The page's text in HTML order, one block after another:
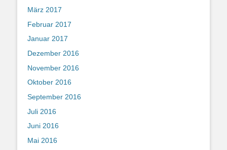
März 2017
Februar 2017
Januar 2017
Dezember 2016
November 2016
Oktober 2016
September 2016
Juli 2016
Juni 2016
Mai 2016